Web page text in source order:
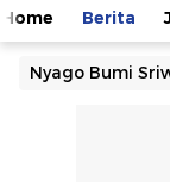
Home Berita
Nyago Bumi